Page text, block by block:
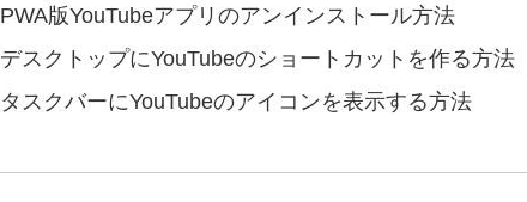
PWA版YouTubeアプリのアンインストール方法
デスクトップにYouTubeのショートカットを作る方法
タスクバーにYouTubeのアイコンを表示する方法